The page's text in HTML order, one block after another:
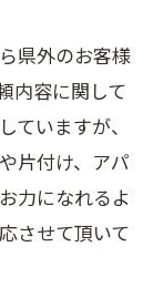
県外のお客様
内容に関して
ていますが、
片付け、アパ
力になれるよ
させて頂いて